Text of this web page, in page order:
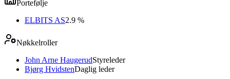
Portefølje
ELBITS AS2.9 %
Nøkkelroller
John Arne HaugerudStyreleder
Bjørg HvidstenDaglig leder